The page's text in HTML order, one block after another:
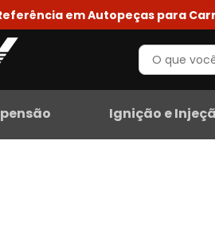
Referência em Autopeças para
Ignição e